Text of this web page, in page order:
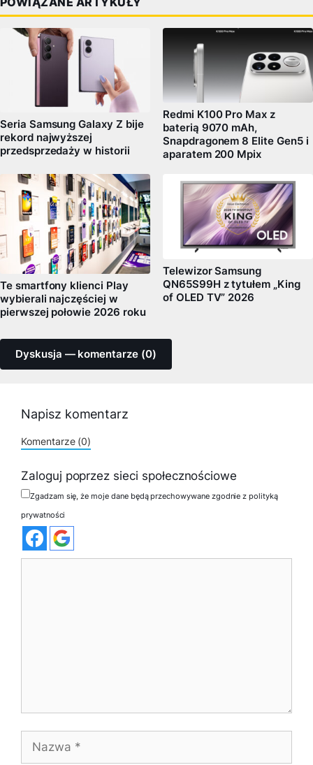
Seria Samsung Galaxy Z bije
rekord najwyższej
przedsprzedaży w historii
Redmi K100 Pro Max z
baterią 9070 mAh,
Snapdragonem 8 Elite Gen5 i
aparatem 200 Mpix
Te smartfony klienci Play
wybierali najczęściej w
pierwszej połowie 2026 roku
Telewizor Samsung
QN65S99H z tytułem „King
of OLED TV” 2026
Dyskusja — komentarze (0)
Napisz komentarz
Komentarze (0)
Zaloguj poprzez sieci społecznościowe
Zgadzam się, że moje dane będą przechowywane zgodnie z polityką
prywatności
Nazwa